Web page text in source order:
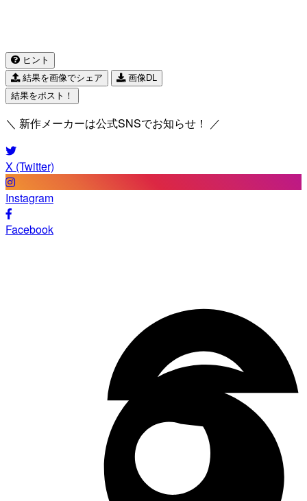
ヒント
結果を画像でシェア
画像DL
結果をポスト！
＼ 新作メーカーは公式SNSでお知らせ！ ／
X (Twitter)
Instagram
Facebook